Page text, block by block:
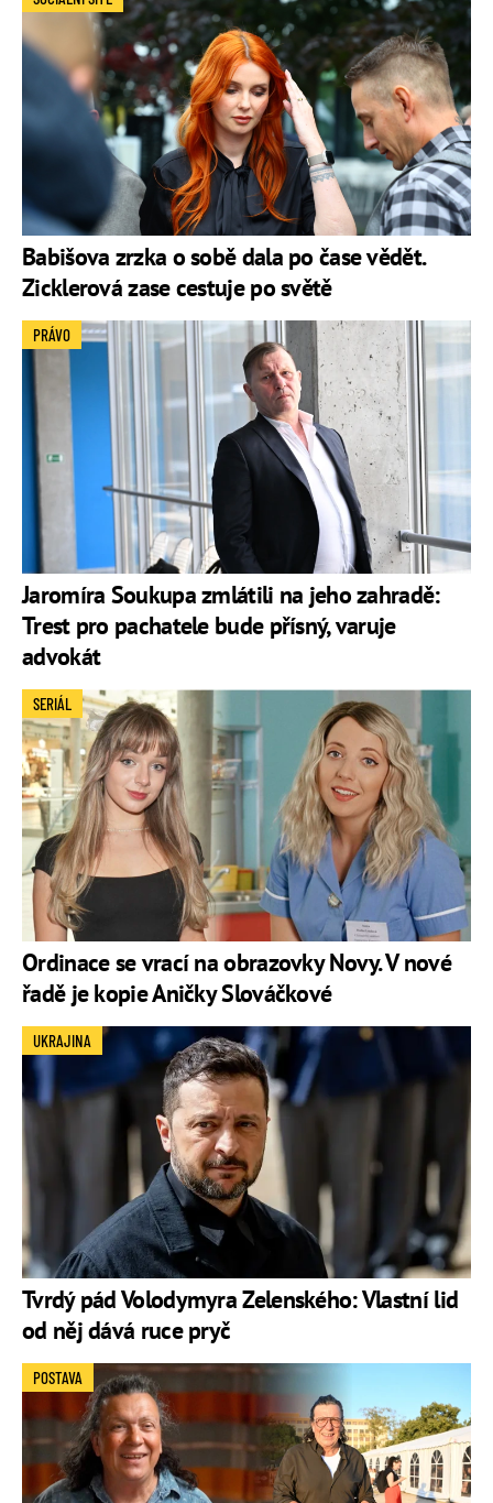
Babišova zrzka o sobě dala po čase vědět.
Zicklerová zase cestuje po světě
Jaromíra Soukupa zmlátili na jeho zahradě:
Trest pro pachatele bude přísný, varuje
advokát
PRÁVO
Ordinace se vrací na obrazovky Novy. V nové
řadě je kopie Aničky Slováčkové
SERIÁL
Tvrdý pád Volodymyra Zelenského: Vlastní lid
od něj dává ruce pryč
UKRAJINA
POSTAVA